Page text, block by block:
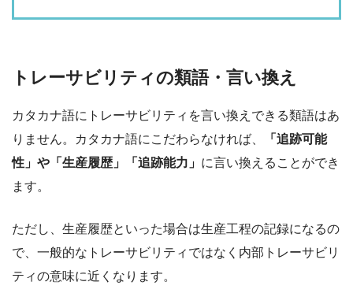
トレーサビリティの類語・言い換え
カタカナ語にトレーサビリティを言い換えできる類語はあ
りません。カタカナ語にこだわらなければ、
「追跡可能
性」や「生産履歴」「追跡能力」 に言い換えることができ
ます。
ただし、生産履歴といった場合は生産工程の記録になるの
で、一般的なトレーサビリティではなく内部トレーサビリ
ティの意味に近くなります。